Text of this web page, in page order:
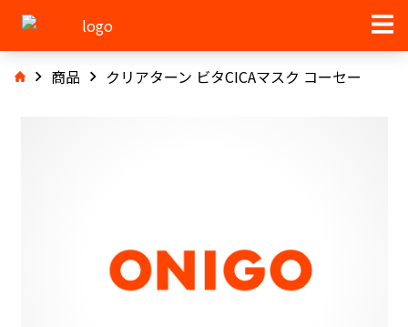
商品 クリアターン ビタCICAマスク コーセー